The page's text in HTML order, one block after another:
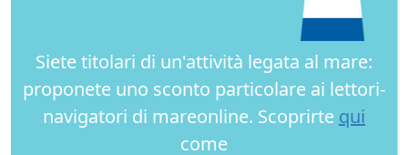
Siete titolari di un'attività legata al mare:
proponete uno sconto particolare ai lettori-
navigatori di mareonline. Scoprirte qui
come